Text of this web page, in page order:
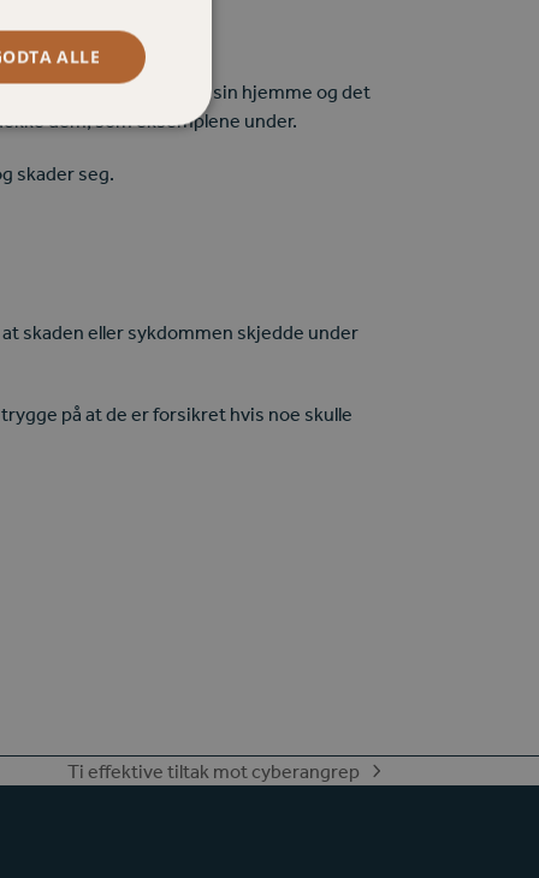
mens de utførte jobben sin hjemme og det
dem, som eksemplene under.
skader seg.
skaden eller sykdommen skjedde under
på at de er forsikret hvis noe skulle
next
Ti effektive tiltak mot cyberangrep
ALLE